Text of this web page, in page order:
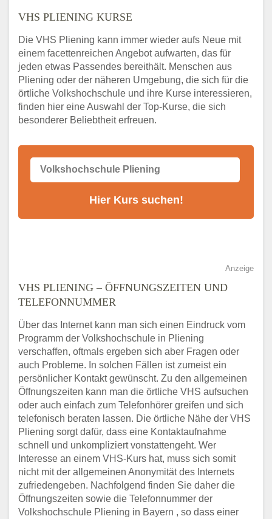
3 Tipps
VHS Pliening Kurse
VHS Pliening – Öffnungszeiten und
Telefonnummer
Stellenangebote der Volkshochschule
Pliening
Online-Kurse – Alternative Angebote zum
Pliening
VHS PLIENING KURSE
Die VHS Pliening kann immer wieder aufs Neue mit
einem facettenreichen Angebot aufwarten, das für
jeden etwas Passendes bereithält. Menschen aus
Pliening oder der näheren Umgebung, die sich für die
örtliche Volkshochschule und ihre Kurse interessieren,
finden hier eine Auswahl der Top-Kurse, die sich
besonderer Beliebtheit erfreuen.
Anzeige
VHS PLIENING – ÖFFNUNGSZEITEN UND
TELEFONNUMMER
Über das Internet kann man sich einen Eindruck vom
Programm der Volkshochschule in Pliening
verschaffen, oftmals ergeben sich aber Fragen oder
auch Probleme. In solchen Fällen ist zumeist ein
persönlicher Kontakt gewünscht. Zu den allgemeinen
Öffnungszeiten kann man die örtliche VHS aufsuchen
oder auch einfach zum Telefonhörer greifen und sich
telefonisch beraten lassen. Die örtliche Nähe der VHS
Pliening sorgt dafür, dass eine Kontaktaufnahme
schnell und unkompliziert vonstattengeht. Wer
Interesse an einem VHS-Kurs hat, muss sich somit
nicht mit der allgemeinen Anonymität des Internets
zufriedengeben. Nachfolgend finden Sie daher die
Öffnungszeiten sowie die Telefonnummer der
Volkshochschule Pliening in Bayern , so dass einer